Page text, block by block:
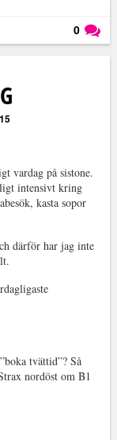
0
vardag på sistone.
intensivt kring
kasta sopor
därför har jag inte
tvättid”? Så
nordöst om B1